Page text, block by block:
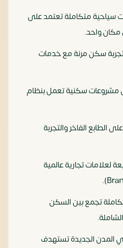
سياحية متكاملة تعتمد على
مكان واحد.
سكن مرنة مع خدمات
مشروعات سكنية تعمل بنظام
الطابع الفاخر والتجربة
لعلامات تجارية عالمية
تجمع بين السكن
المدن الجديدة تستهدف